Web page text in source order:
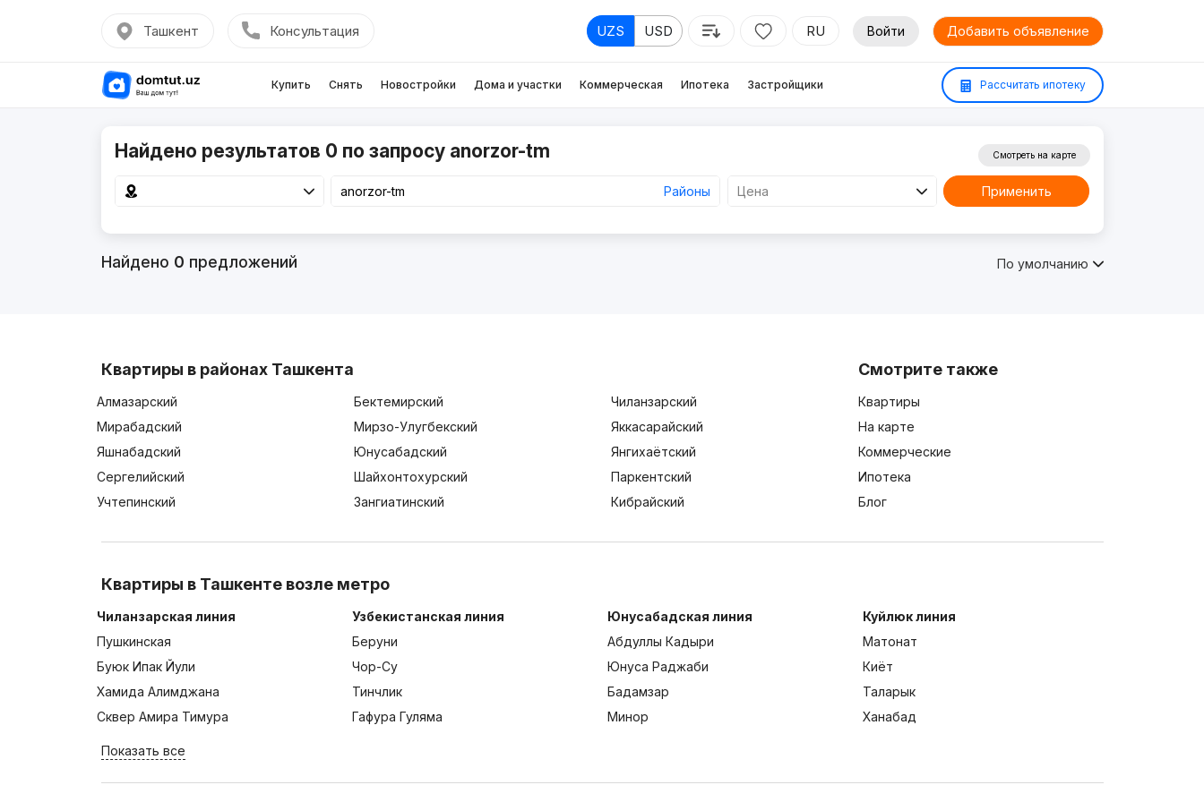
Ташкент Консультация UZS USD RU Войти Добавить объявление
Купить Снять Новостройки Дома и участки Коммерческая Ипотека Застройщики Рассчитать ипотеку
Найдено результатов 0 по запросу anorzor-tm
Районы Цена
Смотреть на карте
Применить
Найдено 0 предложений По умолчанию
Квартиры в районах Ташкента
Алмазарский Бектемирский
Чиланзарский
Мирабадский
Мирзо-Улугбекский
Яккасарайский
Яшнабадский
Юнусабадский
Янгихаётский
Сергелийский
Шайхонтохурский
Паркентский
Учтепинский
Зангиатинский Кибрайский
Смотрите также
Квартиры
На карте
Коммерческие
Ипотека
Блог
Квартиры в Ташкенте возле метро
Чиланзарская линия
Пушкинская
Буюк Ипак Йули
Хамида Алимджана
Сквер Амира Тимура
Узбекистанская линия
Беруни
Чор-Су
Тинчлик
Гафура Гуляма
Юнусабадская линия
Абдуллы Кадыри
Юнуса Раджаби
Бадамзар
Минор
Куйлюк линия
Матонат
Киёт
Таларык
Ханабад
Показать все